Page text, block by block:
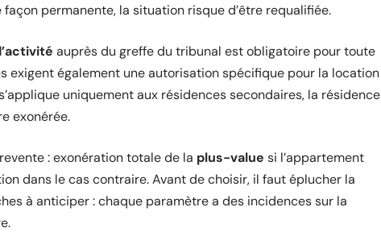
permanente, la situation risque d’être requalifiée.
auprès du greffe du tribunal est obligatoire pour toute
exigent également une autorisation spécifique pour la location
uniquement aux résidences secondaires, la résidence
exonérée.
: exonération totale de la plus-value si l’appartement
dans le cas contraire. Avant de choisir, il faut éplucher la
à anticiper : chaque paramètre a des incidences sur la